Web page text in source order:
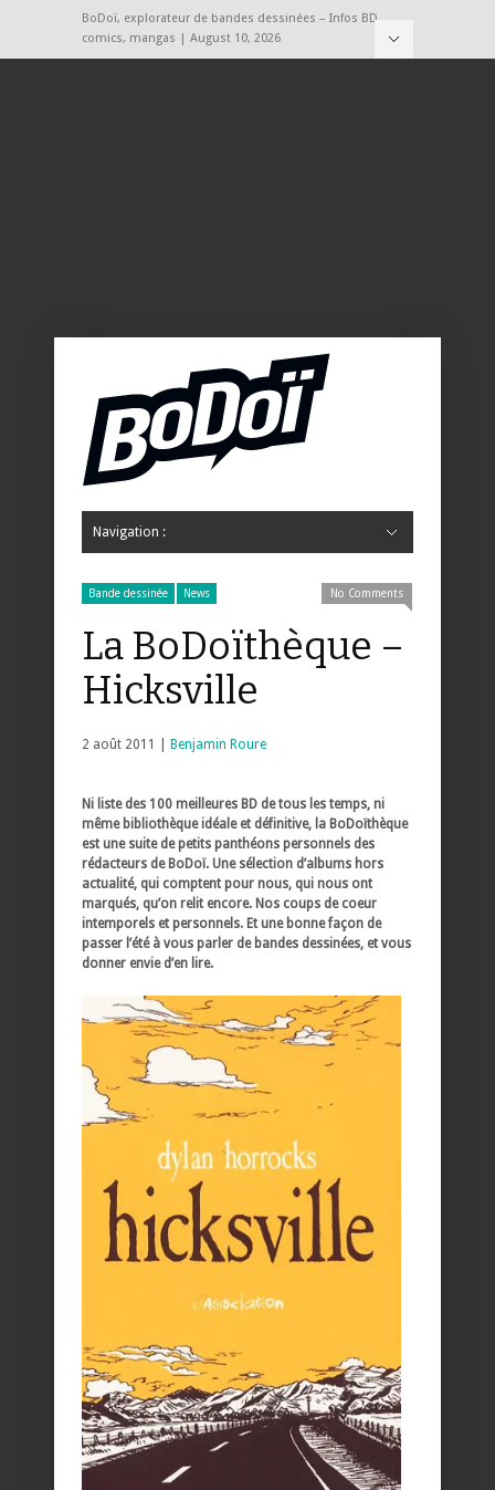
BoDoï, explorateur de bandes dessinées – Infos BD,
comics, mangas | August 10, 2026
Navigation :
Bande dessinée News No Comments
La BoDoïthèque –
Hicksville
2 août 2011 | Benjamin Roure
Ni liste des 100 meilleures BD de tous les temps, ni
même bibliothèque idéale et définitive, la BoDoïthèque
est une suite de petits panthéons personnels des
rédacteurs de BoDoï. Une sélection d’albums hors
actualité, qui comptent pour nous, qui nous ont
marqués, qu’on relit encore. Nos coups de coeur
intemporels et personnels. Et une bonne façon de
passer l’été à vous parler de bandes dessinées, et vous
donner envie d’en lire.